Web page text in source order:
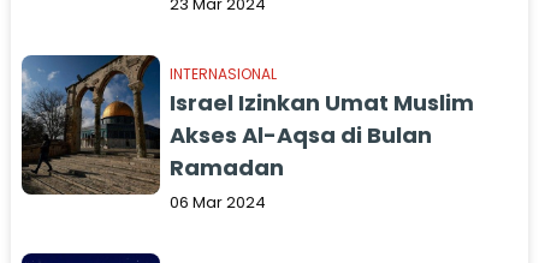
INTERNASIONAL
Israel Izinkan Umat Muslim
Akses Al-Aqsa di Bulan
Ramadan
06 Mar 2024